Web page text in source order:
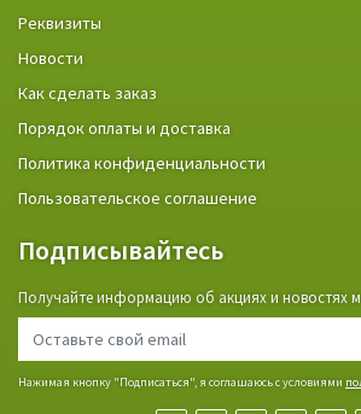
Реквизиты
Новости
Как сделать заказ
Порядок оплаты и доставка
Политика конфиденциальности
Пользовательское соглашение
Подписывайтесь
Получайте информацию об акциях и новостях
Нажимая кнопку "Подписаться", я соглашаюсь с условиями